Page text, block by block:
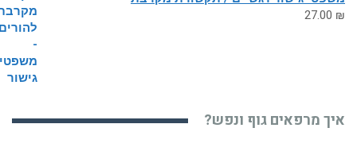
27.00
איך מרפאים גוף ונפש?